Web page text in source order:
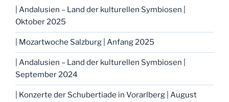
| Andalusien – Land der kulturellen Symbiosen |
Oktober 2025
| Mozartwoche Salzburg | Anfang 2025
| Andalusien – Land der kulturellen Symbiosen |
September 2024
| Konzerte der Schubertiade in Vorarlberg | August